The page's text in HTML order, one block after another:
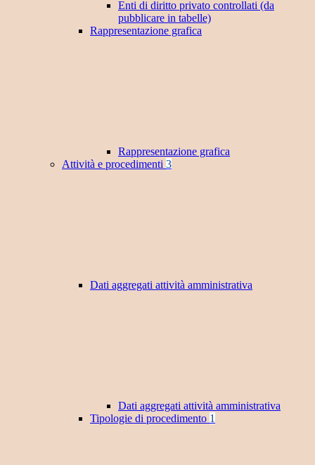
Enti di diritto privato controllati (da
pubblicare in tabelle)
Rappresentazione grafica
Rappresentazione grafica
Attività e procedimenti 3
Dati aggregati attività amministrativa
Dati aggregati attività amministrativa
Tipologie di procedimento 1